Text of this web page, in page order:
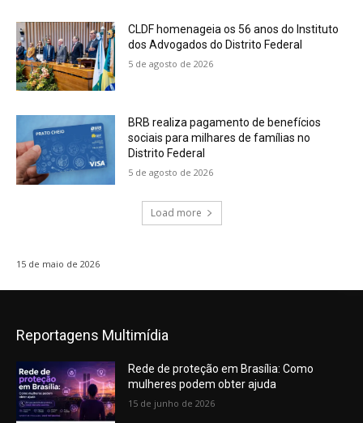
CLDF homenageia os 56 anos do Instituto
dos Advogados do Distrito Federal
5 de agosto de 2026
BRB realiza pagamento de benefícios
sociais para milhares de famílias no
Distrito Federal
5 de agosto de 2026
Load more
15 de maio de 2026
Reportagens Multimídia
Rede de proteção em Brasília: Como
mulheres podem obter ajuda
15 de junho de 2026